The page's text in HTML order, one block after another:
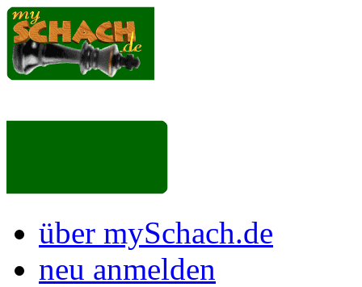
über mySchach.de
neu anmelden